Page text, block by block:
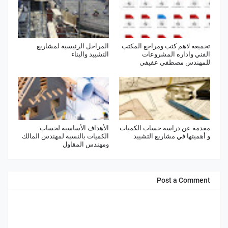
تجميعه لاهم كتب ومراجع المكتب
الفني واداره المشروعات
للمهندس مصطفي عفيفي
المراحل الرئيسية لمشاريع
التشييد والبناء
مقدمة عن دراسه حساب الكميات
و أهميتها في مشاريع التشييد
الأهداف الأساسية لحساب
الكميات بالنسبة لمهندس المالك
ومهندس المقاول
Post a Comment